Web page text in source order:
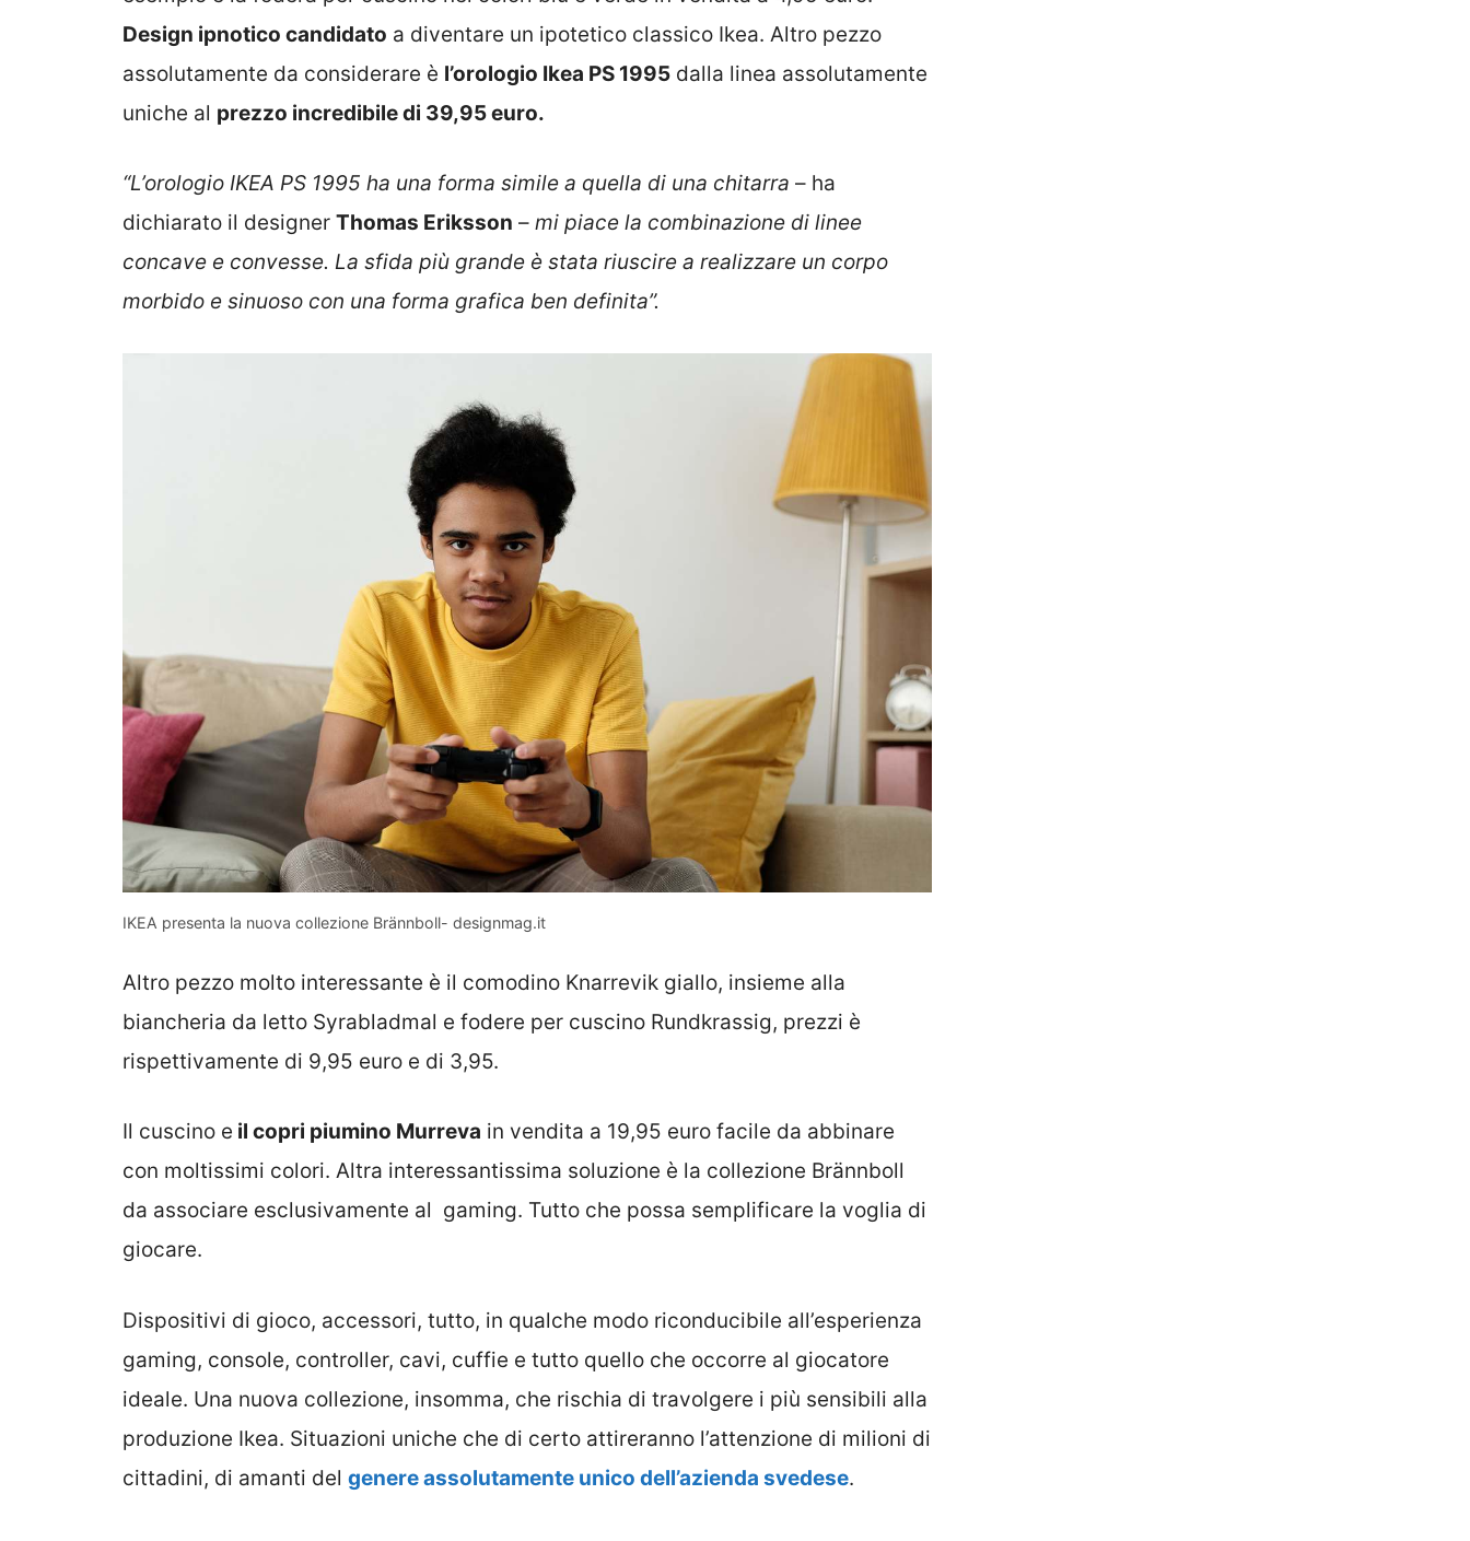
Design ipnotico candidato a diventare un ipotetico classico Ikea. Altro pezzo
assolutamente da considerare è l’orologio Ikea PS 1995 dalla linea assolutamente
uniche al prezzo incredibile di 39,95 euro.
“L’orologio IKEA PS 1995 ha una forma simile a quella di una chitarra – ha
dichiarato il designer Thomas Eriksson – mi piace la combinazione di linee
concave e convesse. La sfida più grande è stata riuscire a realizzare un corpo
morbido e sinuoso con una forma grafica ben definita”.
IKEA presenta la nuova collezione Brännboll- designmag.it
Altro pezzo molto interessante è il comodino Knarrevik giallo, insieme alla
biancheria da letto Syrabladmal e fodere per cuscino Rundkrassig, prezzi è
rispettivamente di 9,95 euro e di 3,95.
Il cuscino e il copri piumino Murreva in vendita a 19,95 euro facile da abbinare
con moltissimi colori. Altra interessantissima soluzione è la collezione Brännboll
da associare esclusivamente al gaming. Tutto che possa semplificare la voglia di
giocare.
Dispositivi di gioco, accessori, tutto, in qualche modo riconducibile all’esperienza
gaming, console, controller, cavi, cuffie e tutto quello che occorre al giocatore
ideale. Una nuova collezione, insomma, che rischia di travolgere i più sensibili alla
produzione Ikea. Situazioni uniche che di certo attireranno l’attenzione di milioni di
cittadini, di amanti del genere assolutamente unico dell’azienda svedese.